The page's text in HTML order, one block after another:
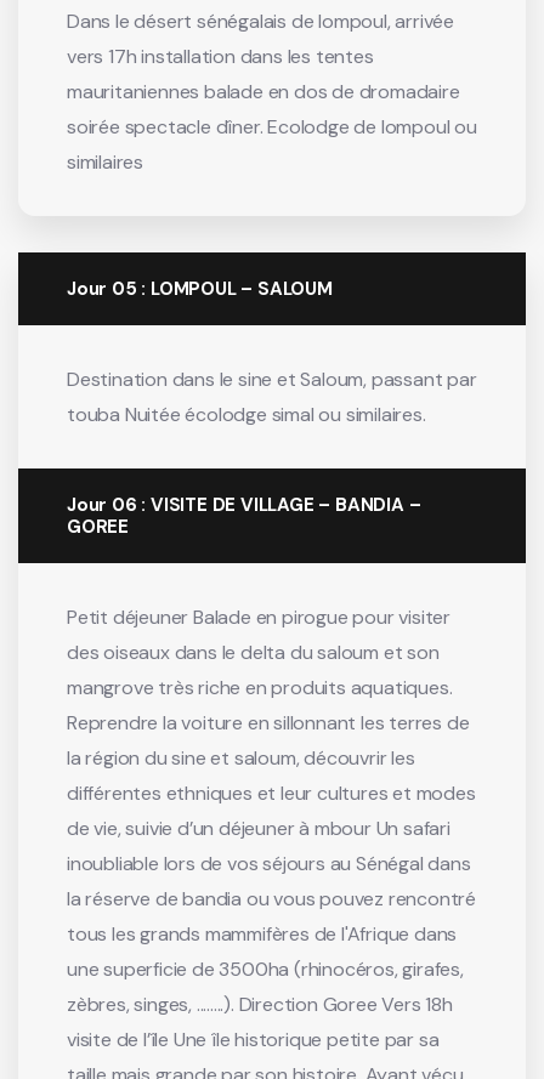
Dans le désert sénégalais de lompoul, arrivée
vers 17h installation dans les tentes
mauritaniennes balade en dos de dromadaire
soirée spectacle dîner. Ecolodge de lompoul ou
similaires
Jour 05 : LOMPOUL – SALOUM
Destination dans le sine et Saloum, passant par
touba Nuitée écolodge simal ou similaires.
Jour 06 : VISITE DE VILLAGE – BANDIA –
GOREE
Petit déjeuner Balade en pirogue pour visiter
des oiseaux dans le delta du saloum et son
mangrove très riche en produits aquatiques.
Reprendre la voiture en sillonnant les terres de
la région du sine et saloum, découvrir les
différentes ethniques et leur cultures et modes
de vie, suivie d’un déjeuner à mbour Un safari
inoubliable lors de vos séjours au Sénégal dans
la réserve de bandia ou vous pouvez rencontré
tous les grands mammifères de l'Afrique dans
une superficie de 3500ha (rhinocéros, girafes,
zèbres, singes, ........). Direction Goree Vers 18h
visite de l’île Une île historique petite par sa